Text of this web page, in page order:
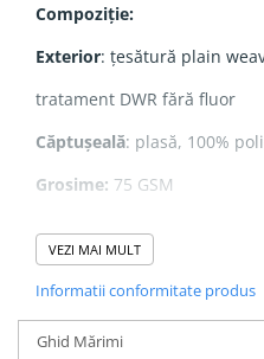
Compoziție:
Exterior: țesătură plain
tratament DWR fără fluor
Căptușeală: plasă, 100%
Grosime: 75 GSM
Caracteristici:
- Fermoar nylon reverse
VEZI MAI MULT
Informatii conformitate produs
Ghid Mărimi